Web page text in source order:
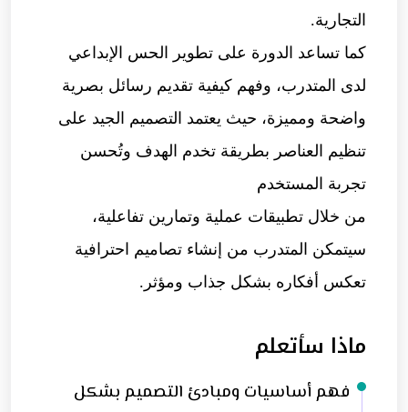
التجارية.
كما تساعد الدورة على تطوير الحس الإبداعي
لدى المتدرب، وفهم كيفية تقديم رسائل بصرية
واضحة ومميزة، حيث يعتمد التصميم الجيد على
تنظيم العناصر بطريقة تخدم الهدف وتُحسن
تجربة المستخدم
من خلال تطبيقات عملية وتمارين تفاعلية،
سيتمكن المتدرب من إنشاء تصاميم احترافية
تعكس أفكاره بشكل جذاب ومؤثر.
ماذا سأتعلم
فهم أساسيات ومبادئ التصميم بشكل